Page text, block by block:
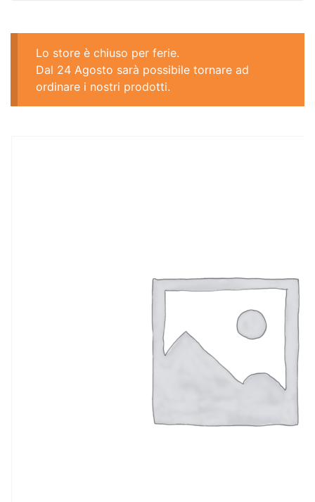
Lo store è chiuso per ferie.
Dal 24 Agosto sarà possibile tornare ad
ordinare i nostri prodotti.